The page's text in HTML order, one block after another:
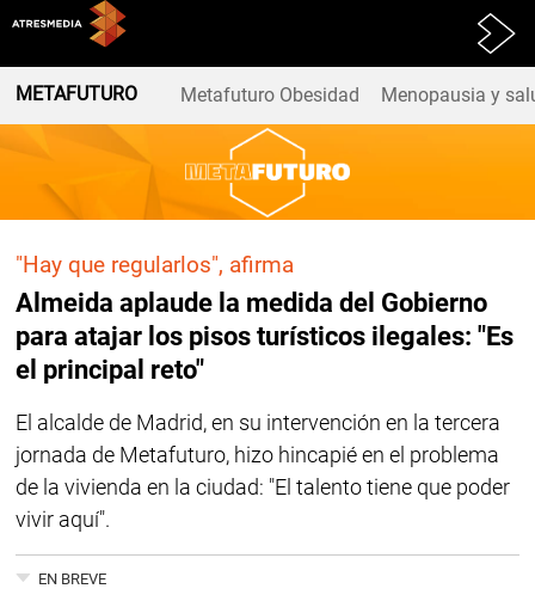
METAFUTURO Metafuturo Obesidad Menopausia y
"Hay que regularlos", afirma
Almeida aplaude la medida del Gobierno
para atajar los pisos turísticos ilegales: "Es
el principal reto"
El alcalde de Madrid, en su intervención en la tercera
jornada de Metafuturo, hizo hincapié en el problema
de la vivienda en la ciudad: "El talento tiene que poder
vivir aquí".
EN BREVE